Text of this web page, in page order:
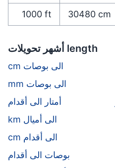
1000 ft 30480 cm
أشهر تحويلات length
cm الى بوصات
mm الى بوصات
أمتار الى أقدام
km الى أميال
cm الى أقدام
بوصات الى أقدام